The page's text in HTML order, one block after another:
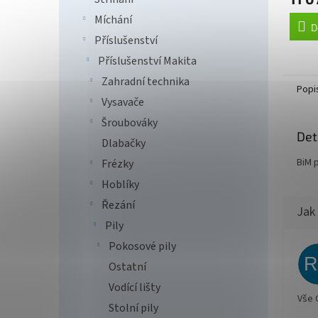
Míchání
Příslušenství
Příslušenství Makita
Zahradní technika
Vysavače
Šroubováky
Dlabačky
Frézky
Hoblíky
Řezání
Pily
Pokosové pily
Ostatní
Vodící lišty
Stolní pily
BiM
Vše